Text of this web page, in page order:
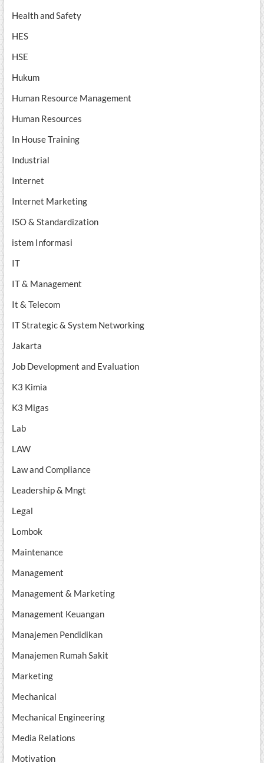
Health and Safety
HES
HSE
Hukum
Human Resource Management
Human Resources
In House Training
Industrial
Internet
Internet Marketing
ISO & Standardization
istem Informasi
IT
IT & Management
It & Telecom
IT Strategic & System Networking
Jakarta
Job Development and Evaluation
K3 Kimia
K3 Migas
Lab
LAW
Law and Compliance
Leadership & Mngt
Legal
Lombok
Maintenance
Management
Management & Marketing
Management Keuangan
Manajemen Pendidikan
Manajemen Rumah Sakit
Marketing
Mechanical
Mechanical Engineering
Media Relations
Motivation